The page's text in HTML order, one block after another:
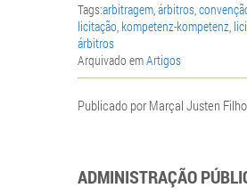
Tags:arbitragem,árbitros,
licitação, kompetenz-kompetenz,
árbitros
Arquivado emArtigos
Publicado por Marçal Justen
ADMINISTRAÇÃO